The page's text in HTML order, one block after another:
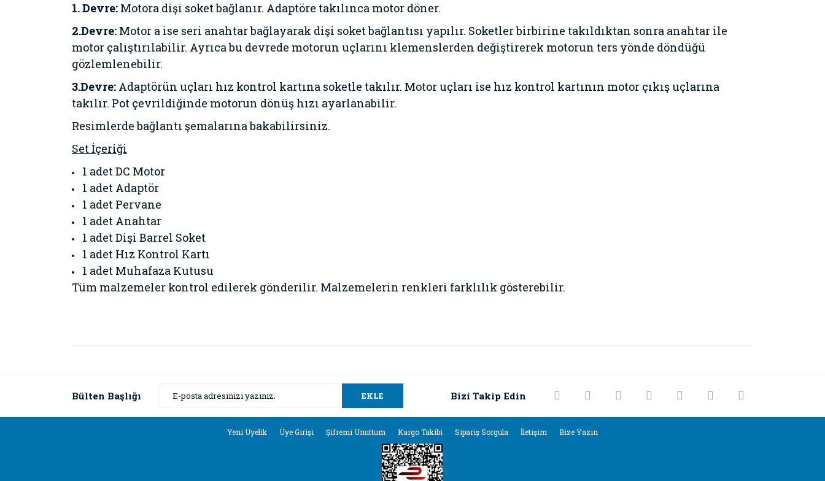
1. Devre: Motora dişi soket bağlanır. Adaptöre takılınca motor döner.
2.Devre: Motor a ise seri anahtar bağlayarak dişi soket bağlantısı yapılır. Soketler birbirine takıldıktan sonra anahtar ile
motor çalıştırılabilir. Ayrıca bu devrede motorun uçlarını klemenslerden değiştirerek motorun ters yönde döndüğü
gözlemlenebilir.
3.Devre: Adaptörün uçları hız kontrol kartına soketle takılır. Motor uçları ise hız kontrol kartının motor çıkış uçlarına
takılır. Pot çevrildiğinde motorun dönüş hızı ayarlanabilir.
Resimlerde bağlantı şemalarına bakabilirsiniz.
Set İçeriği
1 adet DC Motor
1 adet Adaptör
1 adet Pervane
1 adet Anahtar
1 adet Dişi Barrel Soket
1 adet Hız Kontrol Kartı
1 adet Muhafaza Kutusu
Tüm malzemeler kontrol edilerek gönderilir. Malzemelerin renkleri farklılık gösterebilir.
Ürün resmi kalitesiz, bozuk veya görüntülenemiyor.
Bülten Başlığı EKLE Bizi Takip Edin
Yeni Üyelik Üye Girişi Şifremi Unuttum Kargo Takibi Sipariş Sorgula İletişim Bize Yazın